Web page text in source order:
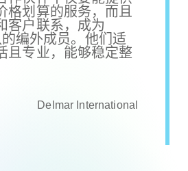
格划算的服务，而且
客户联系，成为
编外成员。他们适
且专业，能够稳定整
Delmar International